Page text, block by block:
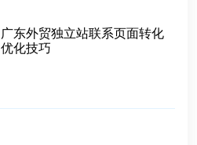
广东外贸独立站联系页面转化
优化技巧